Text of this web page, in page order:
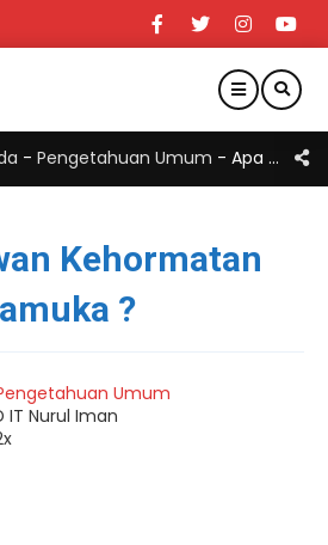
- Pengetahuan Umum - Apa Itu Dewan Kehormatan Gerakan Pramuka ?
Kehormatan
?
Umum
IT Nurul Iman